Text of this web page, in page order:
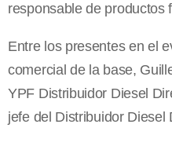
responsable de productos
Entre los presentes en el
comercial de la base,
YPF Distribuidor Diesel
jefe del Distribuidor Diesel